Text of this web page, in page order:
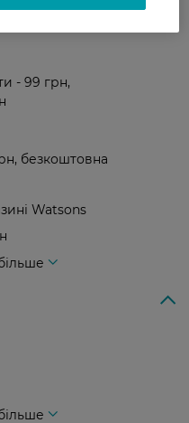
- 99 грн,
безкоштовна
Watsons